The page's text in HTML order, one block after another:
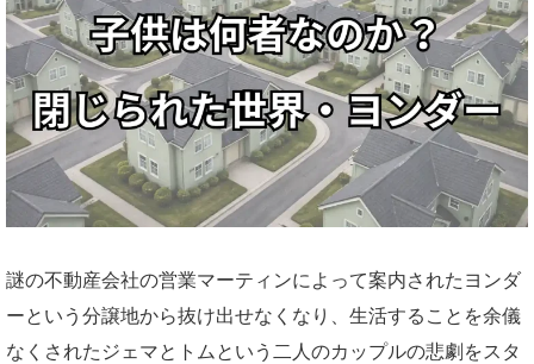
謎の不動産会社の営業マーティンによって案内されたヨンダ
ーという分譲地から抜け出せなくなり、生活することを余儀
なくされたジェマとトムという二人のカップルの悲劇をスタ